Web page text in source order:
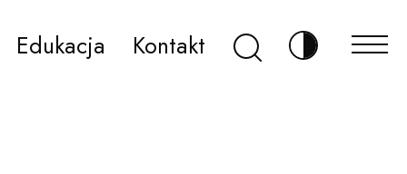
Edukacja Kontakt SzukajZmień